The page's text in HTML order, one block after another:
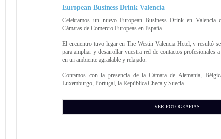
European Business Drink Valencia
Celebramos un nuevo European Business Drink en Valencia
Cámaras de Comercio Europeas en España.
El encuentro tuvo lugar en The Westin Valencia Hotel, y resultó
para ampliar y desarrollar vuestra red de contactos profesionales
en un ambiente agradable y relajado.
Contamos con la presencia de la Cámara de Alemania,
Luxemburgo, Portugal, la República Checa y Suecia.
VER FOTOGRAFÍAS